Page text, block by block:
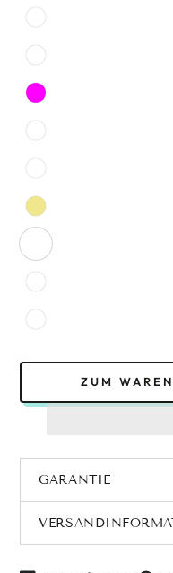
ZUM
GARANTIE